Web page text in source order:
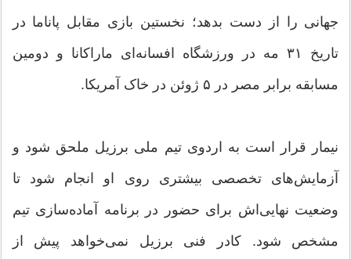
جهانی را از دست بدهد؛ نخستین بازی مقابل پاناما در
تاریخ ۳۱ مه در ورزشگاه افسانه‌ای ماراکانا و دومین
مسابقه برابر مصر در ۵ ژوئن در خاک آمریکا.
نیمار قرار است به اردوی تیم ملی برزیل ملحق شود و
آزمایش‌های تخصصی بیشتری روی او انجام شود تا
وضعیت نهایی‌اش برای حضور در برنامه آماده‌سازی تیم
مشخص شود. کادر فنی برزیل نمی‌خواهد پیش از